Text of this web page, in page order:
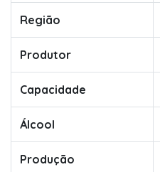
Região
Produtor
Capacidade
Álcool
Produção